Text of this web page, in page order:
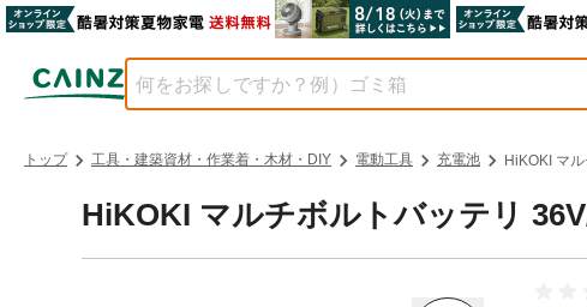
トップ 工具・建築資材・作業着・木材・DIY 電動工具 充電池 HiKOKI マ
HiKOKI マルチボルトバッテリ